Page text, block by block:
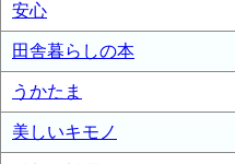
安心
田舎暮らしの本
うかたま
美しいキモノ